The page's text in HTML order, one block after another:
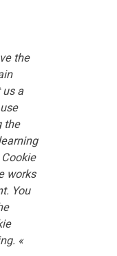
the
us a
the
works
You
«